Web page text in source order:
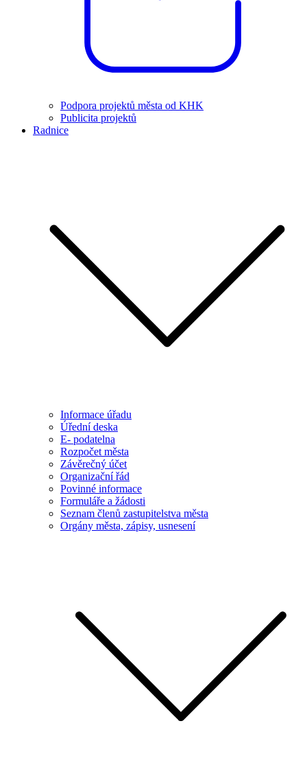
Podpora projektů města od KHK
Publicita projektů
Radnice
Informace úřadu
Úřední deska
E- podatelna
Rozpočet města
Závěrečný účet
Organizační řád
Povinné informace
Formuláře a žádosti
Seznam členů zastupitelstva města
Orgány města, zápisy, usnesení